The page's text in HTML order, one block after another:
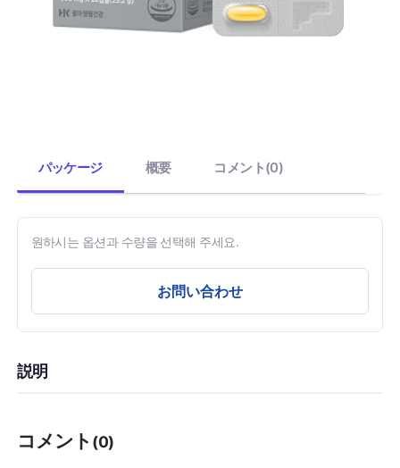
パッケージ 概要 コメント(0)
원하시는 옵션과 수량을 선택해 주세요.
お問い合わせ
説明
コメント (0)